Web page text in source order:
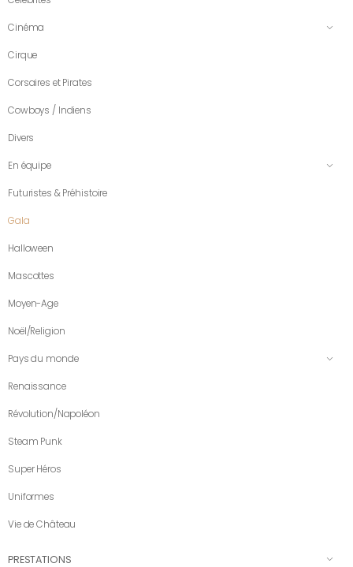
Cinéma
Cirque
Corsaires et Pirates
Cowboys / Indiens
Divers
En équipe
Futuristes & Préhistoire
Gala
Halloween
Mascottes
Moyen-Age
Noël/Religion
Pays du monde
Renaissance
Révolution/Napoléon
Steam Punk
Super Héros
Uniformes
Vie de Château
PRESTATIONS